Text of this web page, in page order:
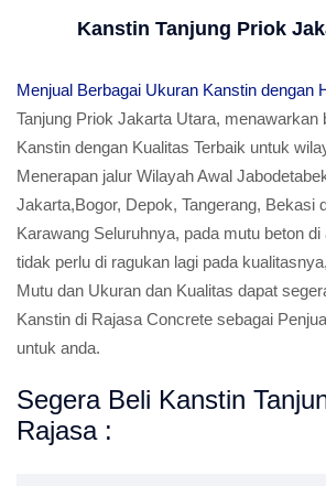
Kanstin Tanjung Priok
Menjual Berbagai Ukuran Kanstin dengan
Tanjung Priok Jakarta Utara, menawarkan
Kanstin dengan Kualitas Terbaik untuk
Menerapan jalur Wilayah Awal
Jakarta,Bogor, Depok, Tangerang, Bekasi
Karawang Seluruhnya, pada mutu beton
tidak perlu di ragukan lagi pada
Mutu dan Ukuran dan Kualitas dapat
Kanstin di Rajasa Concrete sebagai
untuk anda.
Segera Beli Kanstin
Rajasa :